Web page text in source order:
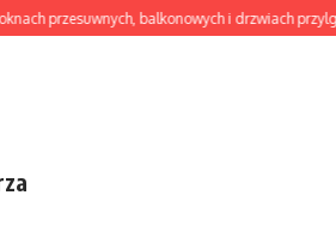
balkonowych i drzwiach przylgowych